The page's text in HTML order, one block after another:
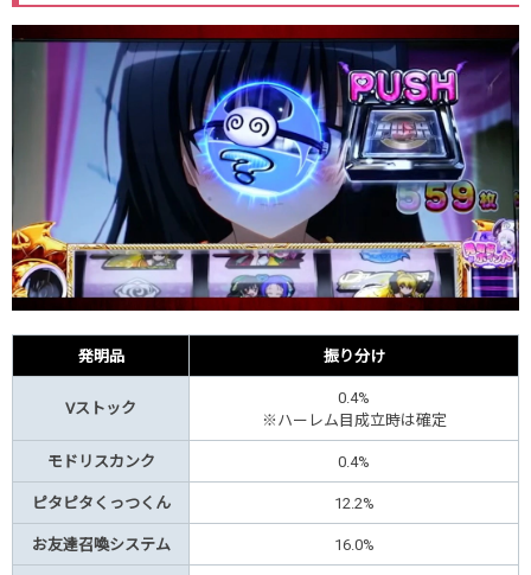
発明品 振り分け
Vストック
0.4%
※ハーレム目成立時は確定
モドリスカンク 0.4%
ピタピタくっつくん 12.2%
お友達召喚システム 16.0%